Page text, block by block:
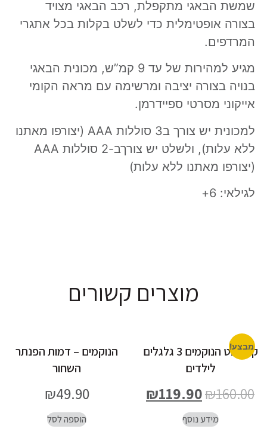
שמשת הבאגי מתקפלת, רכב הבאגי מצויד
בצורה אופטימלית כדי לשלט בקלות בכל אתגרי
המרדפים.
מגיע למהירות של עד 9 קמ”ש, מכונית הבאגי
בנויה בצורה יציבה ומרשימה עם מראה הקומי
אייקוני מסרטי ספיידרמן.
למכונית יש צורך ב3 סוללות AAA (יצורפו מאתנו
ללא עלות), ולשלט יש צורךב-2 סוללות AAA
(יצורפו מאתנו ללא עלות)
לגילאי: 6+
מוצרים קשורים
מבצע!
קורקינט הנוקמים 3 גלגלים
לילדים
₪160.00
₪119.90
מידע נוסף
הנוקמים – דמות הפנתר
השחור
₪49.90
הוספה לסל